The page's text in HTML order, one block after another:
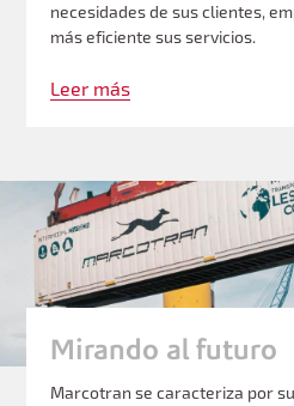
necesidades de sus clientes,
más eficiente sus servicios.
Leer más
Mirando al futuro
Marcotran se caracteriza por